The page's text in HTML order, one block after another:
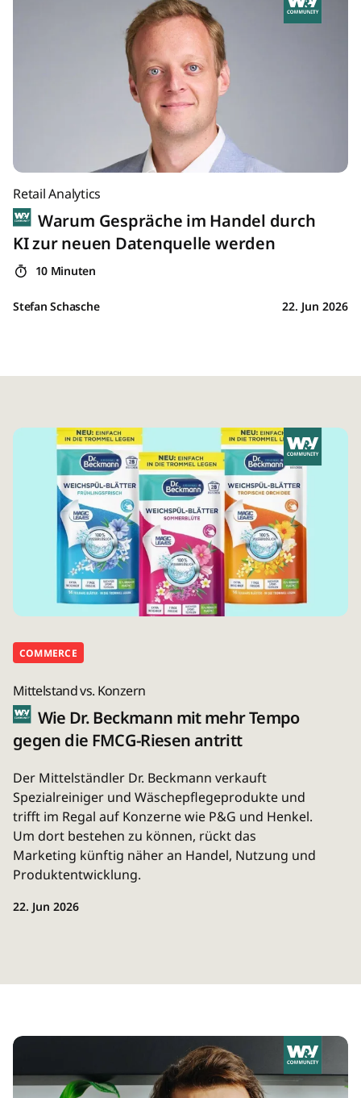
Retail Analytics
Warum Gespräche im Handel durch
KI zur neuen Datenquelle werden
10 Minuten
Stefan Schasche 22. Jun 2026
COMMERCE
Mittelstand vs. Konzern
Wie Dr. Beckmann mit mehr Tempo
gegen die FMCG-Riesen antritt
Der Mittelständler Dr. Beckmann verkauft
Spezialreiniger und Wäschepflegeprodukte und
trifft im Regal auf Konzerne wie P&G und Henkel.
Um dort bestehen zu können, rückt das
Marketing künftig näher an Handel, Nutzung und
Produktentwicklung.
22. Jun 2026